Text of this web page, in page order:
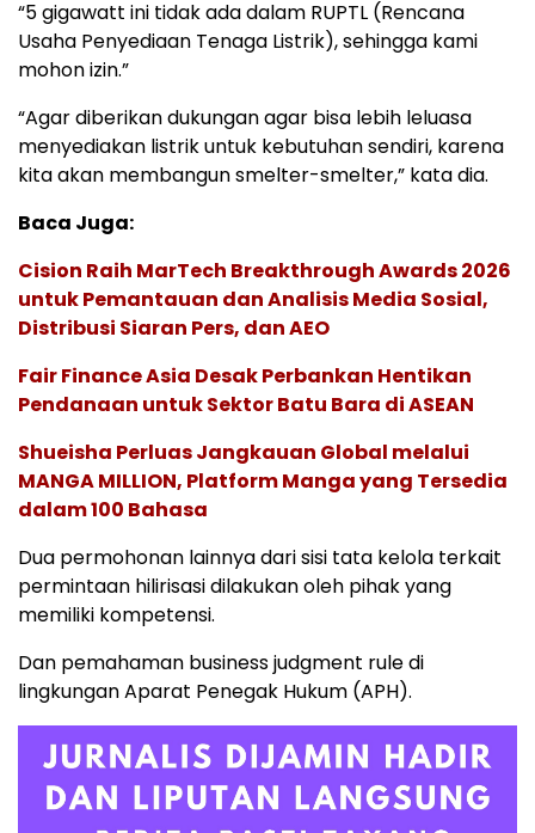
“5 gigawatt ini tidak ada dalam RUPTL (Rencana
Usaha Penyediaan Tenaga Listrik), sehingga kami
mohon izin.”
“Agar diberikan dukungan agar bisa lebih leluasa
menyediakan listrik untuk kebutuhan sendiri, karena
kita akan membangun smelter-smelter,” kata dia.
Baca Juga:
Cision Raih MarTech Breakthrough Awards 2026
untuk Pemantauan dan Analisis Media Sosial,
Distribusi Siaran Pers, dan AEO
Fair Finance Asia Desak Perbankan Hentikan
Pendanaan untuk Sektor Batu Bara di ASEAN
Shueisha Perluas Jangkauan Global melalui
MANGA MILLION, Platform Manga yang Tersedia
dalam 100 Bahasa
Dua permohonan lainnya dari sisi tata kelola terkait
permintaan hilirisasi dilakukan oleh pihak yang
memiliki kompetensi.
Dan pemahaman business judgment rule di
lingkungan Aparat Penegak Hukum (APH).